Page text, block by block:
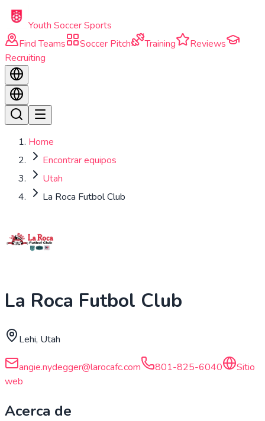
Skip to main content
Youth Soccer Sports
Find Teams
Soccer Pitch Training
Reviews
Recruiting
Home
Encontrar equipos
Utah
La Roca Futbol Club
La Roca Futbol Club
Lehi, Utah
angie.nydegger@larocafc.com 801-825-6040
Sitio
web
Acerca de